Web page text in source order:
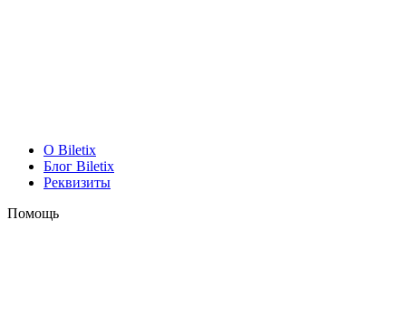
O Biletix
Блог Biletix
Реквизиты
Помощь